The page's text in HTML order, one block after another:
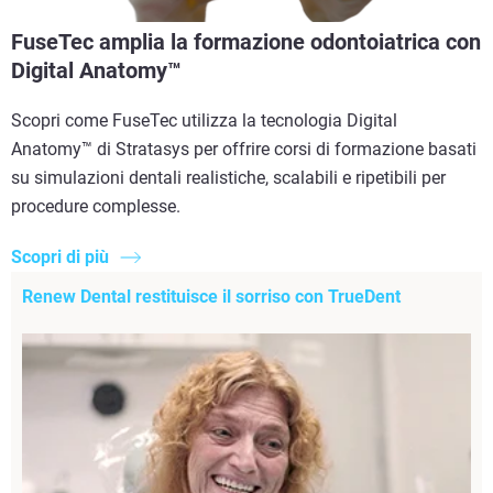
FuseTec amplia la formazione odontoiatrica con
Digital Anatomy™
Scopri come FuseTec utilizza la tecnologia Digital
Anatomy™ di Stratasys per offrire corsi di formazione basati
su simulazioni dentali realistiche, scalabili e ripetibili per
procedure complesse.
Scopri di più
Renew Dental restituisce il sorriso con TrueDent